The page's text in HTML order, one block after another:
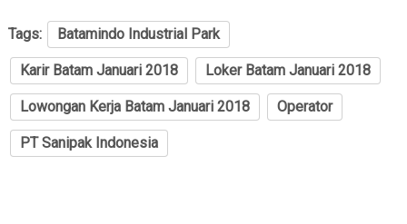
Tags: Batamindo Industrial Park
Karir Batam Januari 2018 Loker Batam Januari 2018
Lowongan Kerja Batam Januari 2018 Operator
PT Sanipak Indonesia